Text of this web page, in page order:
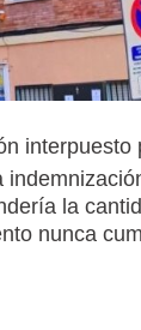
la
nunca